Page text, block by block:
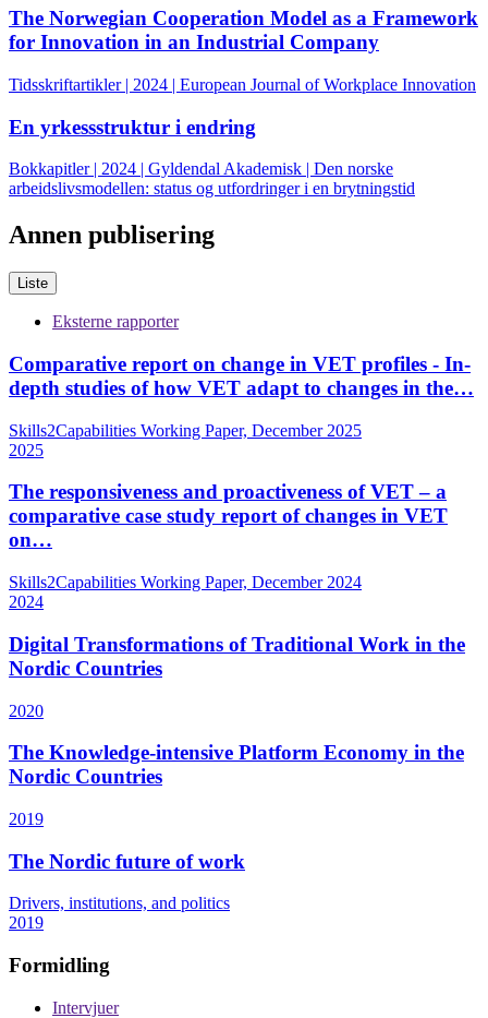
The Norwegian Cooperation Model as a Framework
for Innovation in an Industrial Company
Tidsskriftartikler | 2024 | European Journal of Workplace Innovation
En yrkessstruktur i endring
Bokkapitler | 2024 | Gyldendal Akademisk | Den norske
arbeidslivsmodellen: status og utfordringer i en brytningstid
Annen publisering
Liste
Eksterne rapporter
Comparative report on change in VET profiles - In-
depth studies of how VET adapt to changes in the…
Skills2Capabilities Working Paper, December 2025
2025
The responsiveness and proactiveness of VET – a
comparative case study report of changes in VET
on…
Skills2Capabilities Working Paper, December 2024
2024
Digital Transformations of Traditional Work in the
Nordic Countries
2020
The Knowledge-intensive Platform Economy in the
Nordic Countries
2019
The Nordic future of work
Drivers, institutions, and politics
2019
Formidling
Intervjuer